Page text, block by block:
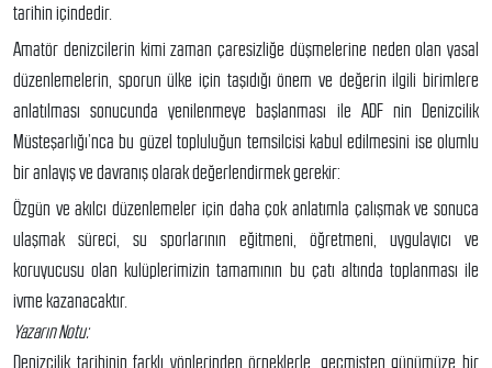
tarihin içindedir.
Amatör denizcilerin kimi zaman çaresizliğe düşmelerine neden olan yasal
düzenlemelerin, sporun ülke için taşıdığı önem ve değerin ilgili birimlere
anlatılması sonucunda yenilenmeye başlanması ile ADF nin Denizcilik
Müsteşarlığı’nca bu güzel topluluğun temsilcisi kabul edilmesini ise olumlu
bir anlayış ve davranış olarak değerlendirmek gerekir:
Özgün ve akılcı düzenlemeler için daha çok anlatımla çalışmak ve sonuca
ulaşmak süreci, su sporlarının eğitmeni, öğretmeni, uygulayıcı ve
koruyucusu olan kulüplerimizin tamamının bu çatı altında toplanması ile
ivme kazanacaktır.
Yazarın Notu:
Denizcilik tarihinin farklı yönlerinden örneklerle, geçmişten günümüze bir